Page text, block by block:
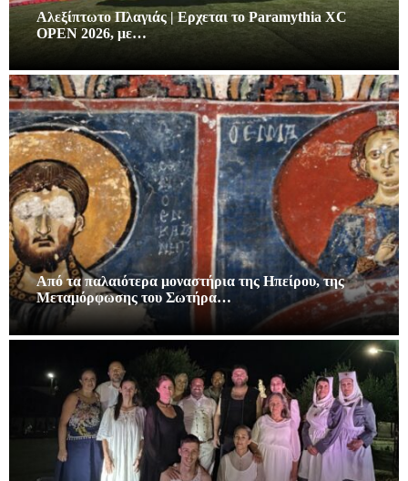
Αλεξίπτωτο Πλαγιάς | Ερχεται το Paramythia XC
OPEN 2026, με…
Από τα παλαιότερα μοναστήρια της Ηπείρου, της
Μεταμόρφωσης του Σωτήρα…